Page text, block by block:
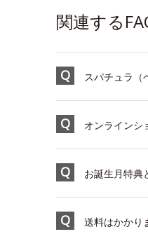
関連する
スパチュラ（
オンラインシ
お誕生月特典
送料はかかり